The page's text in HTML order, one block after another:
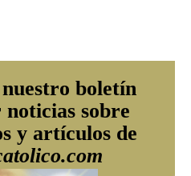
boletín
sobre
y artículos de